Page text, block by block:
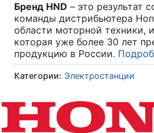
Бренд HND – это результат
команды дистрибьютера
области моторной техники,
которая уже более 30 лет
продукцию в России.
Категории: Электростанции